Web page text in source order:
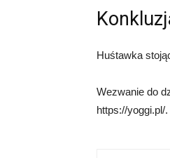
Huśtawka
Wezwanie do
https://yoggi.pl/.